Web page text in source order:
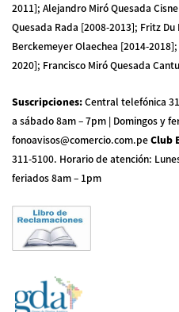
2011]; Alejandro Miró Quesada
Quesada Rada [2008-2013]; Fritz
Berckemeyer Olaechea [2014-
2020]; Francisco Miró Quesada
Suscripciones:Central telefónica
a sábado 8am – 7pm | Domingos y
fonoavisos@comercio.com.peClub
311-5100. Horario de atención:
feriados 8am – 1pm